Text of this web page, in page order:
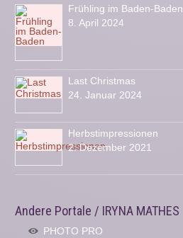
Frühling im Baden-Baden
8. April 2024
Last Christmas
24. Januar 2024
Herbstimpressionen
2. Dezember 2021
Andere Portale / IRYNA MATHES
PHOTO PRO